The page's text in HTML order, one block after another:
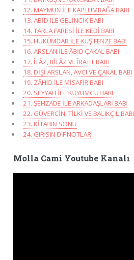
12. MAYMUN İLE KAPLUMBAĞA BABI
13. ABİD İLE GELİNCİK BABI
14. TARLA FARESİ İLE KEDİ BABI
15. HÜKÜMDAR İLE KUŞ FENZE BABI
16. ARSLAN İLE ÂBİD ÇAKAL BABI
17. ÎLÂZ, BİLÂZ VE ÎRAHT BABI
18. DİŞİ ARSLAN, AVCI VE ÇAKAL BABI
19. ZÂHİD İLE MİSAFİR BABI
20. SEYYAH İLE KUYUMCU BABI
21. ŞEHZADE İLE ARKADAŞLARI BABI
22. GÜVERCİN, TİLKİ VE BALIKÇIL BABI
23. KİTABIN SONU
24. GiRiSiN DIPNOTLARI
Molla Cami Youtube Kanalı